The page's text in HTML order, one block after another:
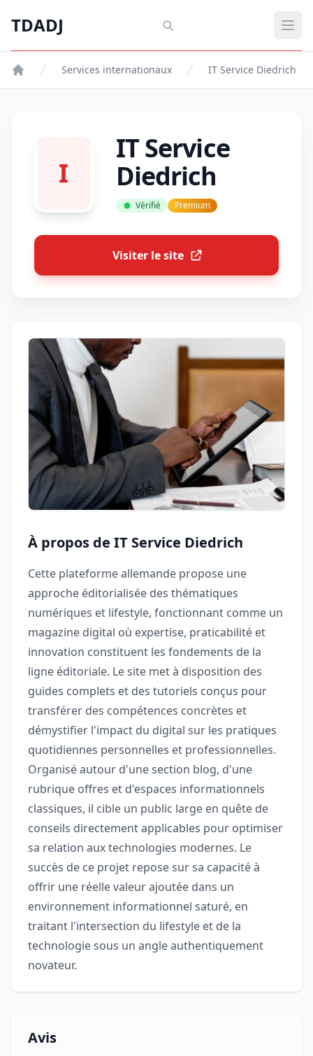
TDADJ
TDADJ
Services internationaux IT Service Diedrich
I
IT Service
Diedrich
Vérifié Premium
Visiter le site
À propos de IT Service Diedrich
Cette plateforme allemande propose une
approche éditorialisée des thématiques
numériques et lifestyle, fonctionnant comme un
magazine digital où expertise, praticabilité et
innovation constituent les fondements de la
ligne éditoriale. Le site met à disposition des
guides complets et des tutoriels conçus pour
transférer des compétences concrètes et
démystifier l'impact du digital sur les pratiques
quotidiennes personnelles et professionnelles.
Organisé autour d'une section blog, d'une
rubrique offres et d'espaces informationnels
classiques, il cible un public large en quête de
conseils directement applicables pour optimiser
sa relation aux technologies modernes. Le
succès de ce projet repose sur sa capacité à
offrir une réelle valeur ajoutée dans un
environnement informationnel saturé, en
traitant l'intersection du lifestyle et de la
technologie sous un angle authentiquement
novateur.
Avis